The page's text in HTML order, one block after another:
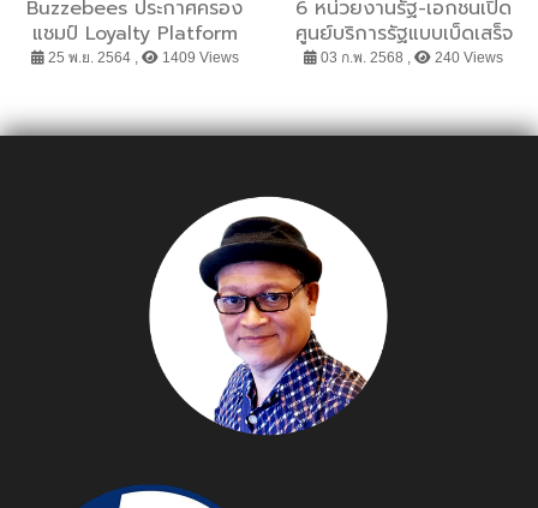
Buzzebees ประกาศครอง
แชมป์ Loyalty Platform
ครอบคลุมตลาดทุกเซ็กเมนต์
25 พ.ย. 2564 , 1409 Views
6 หน่วยงานรัฐ-เอกชนเปิด
ศูนย์บริการรัฐแบบเบ็ดเสร็จ
ในอมตะซิตี้ ชลบุรี เพิ่ม
พื้นที่EEC
03 ก.พ. 2568 , 240 Views